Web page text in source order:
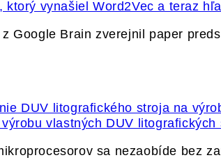
ktorý vynašiel Word2Vec a teraz
Google Brain zverejnil paper
vlastných DUV
sa nezaobíde bez